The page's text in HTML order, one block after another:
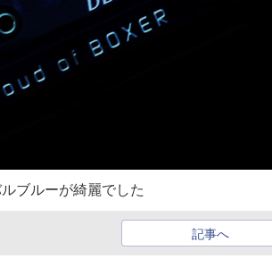
ブルーが綺麗でした
記事へ